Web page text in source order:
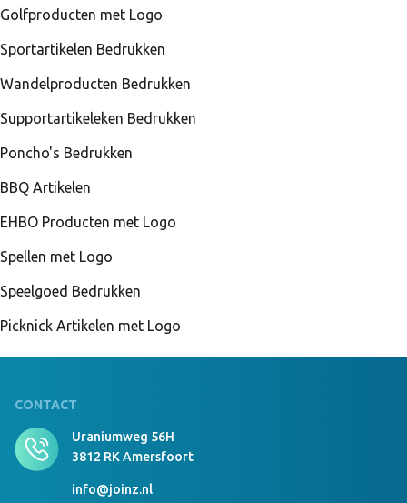
Golfproducten met Logo
Sportartikelen Bedrukken
Wandelproducten Bedrukken
Supportartikeleken Bedrukken
Poncho's Bedrukken
BBQ Artikelen
EHBO Producten met Logo
Spellen met Logo
Speelgoed Bedrukken
Picknick Artikelen met Logo
CONTACT
Uraniumweg 56H
3812 RK Amersfoort
info@joinz.nl